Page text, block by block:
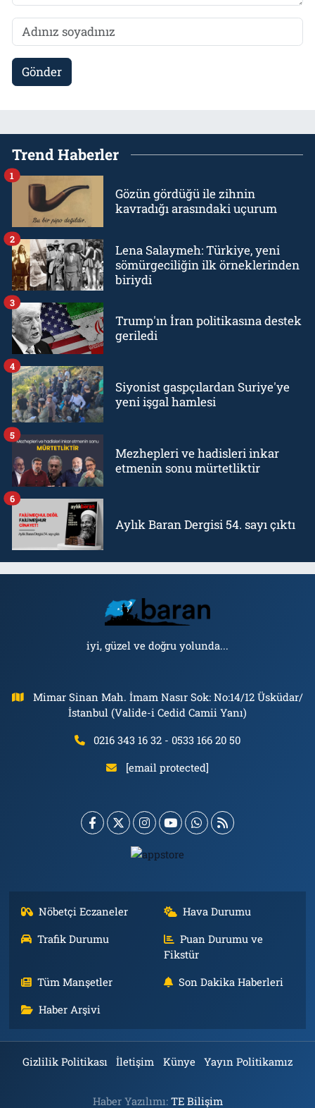
Gönder
Trend Haberler
Gözün gördüğü ile zihnin
kavradığı arasındaki uçurum
1
Lena Salaymeh: Türkiye, yeni
sömürgeciliğin ilk örneklerinden
biriydi
2
Trump'ın İran politikasına destek
geriledi
3
Siyonist gaspçılardan Suriye'ye
yeni işgal hamlesi
4
Mezhepleri ve hadisleri inkar
etmenin sonu mürtetliktir
5
Aylık Baran Dergisi 54. sayı çıktı
6
iyi, güzel ve doğru yolunda...
Mimar Sinan Mah. İmam Nasır Sok: No:14/12 Üsküdar/
İstanbul (Valide-i Cedid Camii Yanı)
0216 343 16 32 - 0533 166 20 50
[email protected]
Nöbetçi Eczaneler
Hava Durumu
Trafik Durumu
Puan Durumu ve
Fikstür
Tüm Manşetler
Son Dakika Haberleri
Haber Arşivi
Gizlilik Politikası İletişim Künye Yayın Politikamız
Haber Yazılımı: TE Bilişim